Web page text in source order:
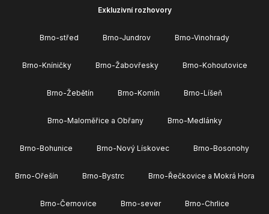
Exkluzivní rozhovory
Brno-střed Brno-Jundrov Brno-Vinohrady
Brno-Kníničky Brno-Žabovřesky Brno-Kohoutovice
Brno-Žebětín Brno-Komín Brno-Líšeň
Brno-Maloměřice a Obřany Brno-Medlánky
Brno-Bohunice Brno-Nový Lískovec Brno-Bosonohy
Brno-Ořešín Brno-Bystrc Brno-Řečkovice a Mokrá Hora
Brno-Černovice Brno-sever Brno-Chrlice